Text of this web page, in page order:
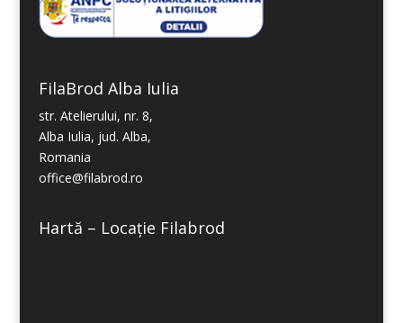
FilaBrod Alba Iulia
str. Atelierului, nr. 8,
Alba Iulia, jud. Alba,
Romania
office@filabrod.ro
Hartă – Locație Filabrod